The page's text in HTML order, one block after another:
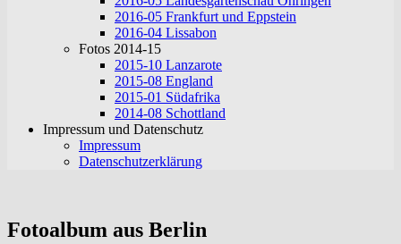
2016-05 Frankfurt und Eppstein
2016-04 Lissabon
Fotos 2014-15
2015-10 Lanzarote
2015-08 England
2015-01 Südafrika
2014-08 Schottland
Impressum und Datenschutz
Impressum
Datenschutzerklärung
Fotoalbum aus Berlin